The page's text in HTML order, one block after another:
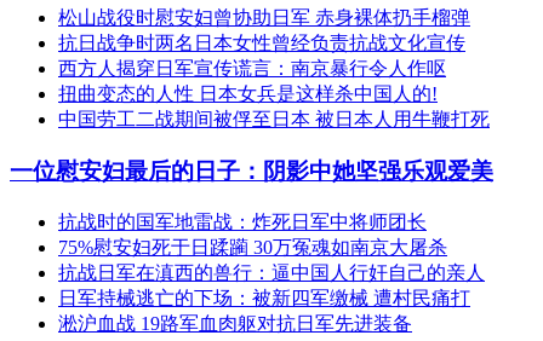
松山战役时慰安妇曾协助日军 赤身裸体扔手榴弹
抗日战争时两名日本女性曾经负责抗战文化宣传
西方人揭穿日军宣传谎言：南京暴行令人作呕
扭曲变态的人性 日本女兵是这样杀中国人的!
中国劳工二战期间被俘至日本 被日本人用牛鞭打死
一位慰安妇最后的日子：阴影中她坚强乐观爱美
抗战时的国军地雷战：炸死日军中将师团长
75%慰安妇死于日蹂躏 30万冤魂如南京大屠杀
抗战日军在滇西的兽行：逼中国人行奸自己的亲人
日军持械逃亡的下场：被新四军缴械 遭村民痛打
淞沪血战 19路军血肉躯对抗日军先进装备